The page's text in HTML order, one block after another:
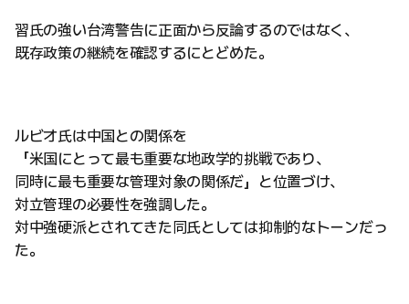
習氏の強い台湾警告に正面から反論するのではなく、
既存政策の継続を確認するにとどめた。
ルビオ氏は中国との関係を
「米国にとって最も重要な地政学的挑戦であり、
同時に最も重要な管理対象の関係だ」と位置づけ、
対立管理の必要性を強調した。
対中強硬派とされてきた同氏としては抑制的なトーンだっ
た。